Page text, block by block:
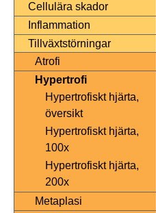
Cellulära skador
Inflammation
Tillväxtstörningar
Atrofi
Hypertrofi
Hypertrofiskt hjärta,
översikt
Hypertrofiskt hjärta,
100x
Hypertrofiskt hjärta,
200x
Metaplasi